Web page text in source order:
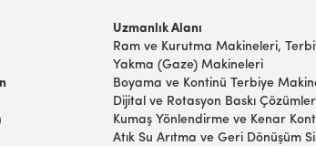
Uzmanlık Alanı
Ram ve Kurutma Makineleri,
Yakma (Gaze) Makineleri
Boyama ve Kontinü Terbiye
Dijital ve Rotasyon Baskı
Kumaş Yönlendirme ve Kenar
Atık Su Arıtma ve Geri Dönüşüm